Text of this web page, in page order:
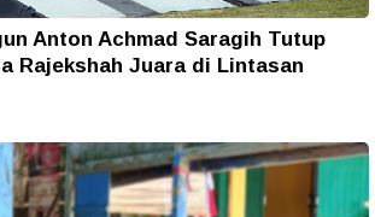
Anton Achmad Saragih Tutup
Rajekshah Juara di Lintasan